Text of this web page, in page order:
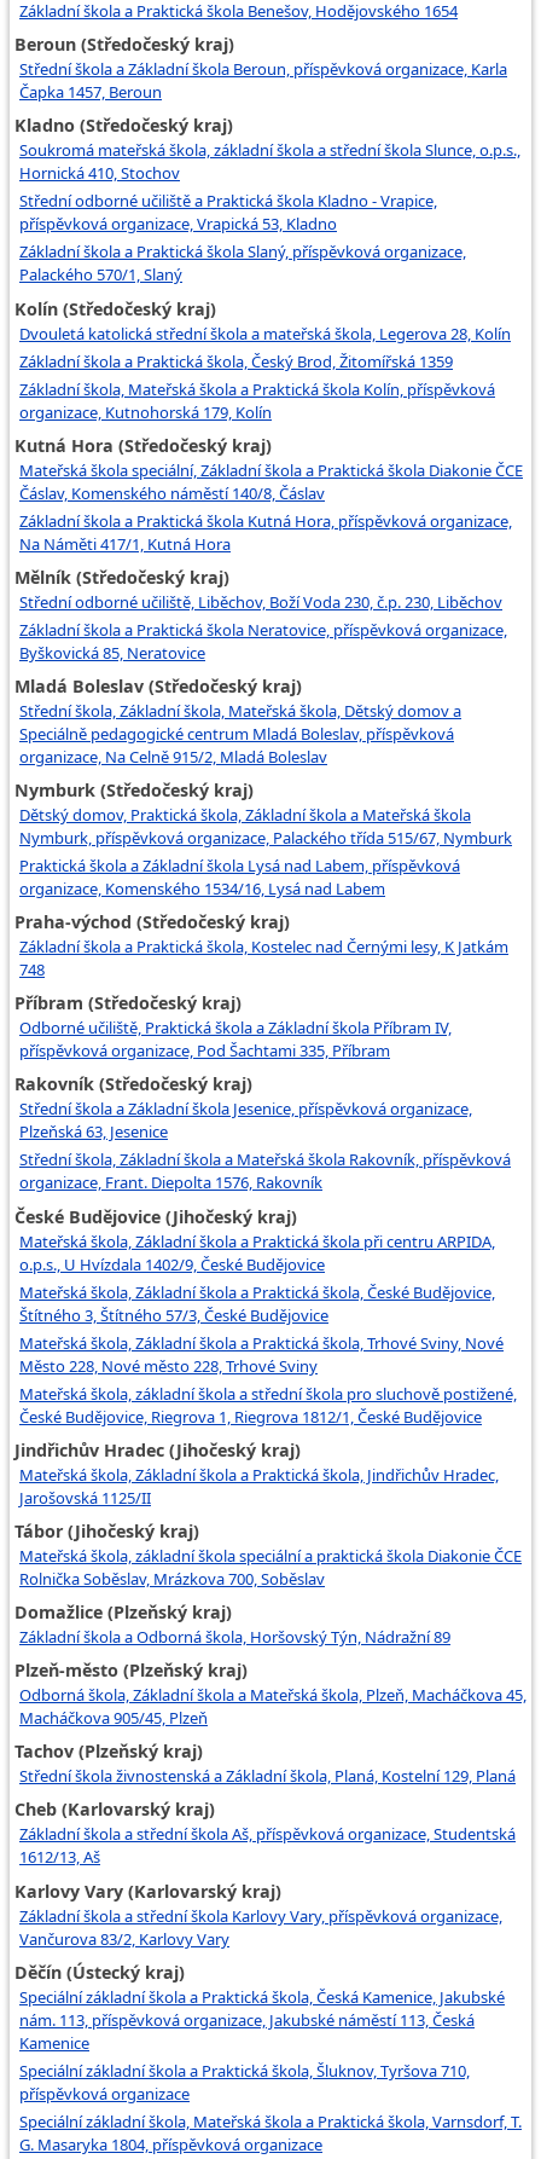
Základní škola a Praktická škola Benešov, Hodějovského 1654
Beroun (Středočeský kraj)
Střední škola a Základní škola Beroun, příspěvková organizace, Karla
Čapka 1457, Beroun
Kladno (Středočeský kraj)
Soukromá mateřská škola, základní škola a střední škola Slunce, o.p.s.,
Hornická 410, Stochov
Střední odborné učiliště a Praktická škola Kladno - Vrapice,
příspěvková organizace, Vrapická 53, Kladno
Základní škola a Praktická škola Slaný, příspěvková organizace,
Palackého 570/1, Slaný
Kolín (Středočeský kraj)
Dvouletá katolická střední škola a mateřská škola, Legerova 28, Kolín
Základní škola a Praktická škola, Český Brod, Žitomířská 1359
Základní škola, Mateřská škola a Praktická škola Kolín, příspěvková
organizace, Kutnohorská 179, Kolín
Kutná Hora (Středočeský kraj)
Mateřská škola speciální, Základní škola a Praktická škola Diakonie ČCE
Čáslav, Komenského náměstí 140/8, Čáslav
Základní škola a Praktická škola Kutná Hora, příspěvková organizace,
Na Náměti 417/1, Kutná Hora
Mělník (Středočeský kraj)
Střední odborné učiliště, Liběchov, Boží Voda 230, č.p. 230, Liběchov
Základní škola a Praktická škola Neratovice, příspěvková organizace,
Byškovická 85, Neratovice
Mladá Boleslav (Středočeský kraj)
Střední škola, Základní škola, Mateřská škola, Dětský domov a
Speciálně pedagogické centrum Mladá Boleslav, příspěvková
organizace, Na Celně 915/2, Mladá Boleslav
Nymburk (Středočeský kraj)
Dětský domov, Praktická škola, Základní škola a Mateřská škola
Nymburk, příspěvková organizace, Palackého třída 515/67, Nymburk
Praktická škola a Základní škola Lysá nad Labem, příspěvková
organizace, Komenského 1534/16, Lysá nad Labem
Praha-východ (Středočeský kraj)
Základní škola a Praktická škola, Kostelec nad Černými lesy, K Jatkám
748
Příbram (Středočeský kraj)
Odborné učiliště, Praktická škola a Základní škola Příbram IV,
příspěvková organizace, Pod Šachtami 335, Příbram
Rakovník (Středočeský kraj)
Střední škola a Základní škola Jesenice, příspěvková organizace,
Plzeňská 63, Jesenice
Střední škola, Základní škola a Mateřská škola Rakovník, příspěvková
organizace, Frant. Diepolta 1576, Rakovník
České Budějovice (Jihočeský kraj)
Mateřská škola, Základní škola a Praktická škola při centru ARPIDA,
o.p.s., U Hvízdala 1402/9, České Budějovice
Mateřská škola, Základní škola a Praktická škola, České Budějovice,
Štítného 3, Štítného 57/3, České Budějovice
Mateřská škola, Základní škola a Praktická škola, Trhové Sviny, Nové
Město 228, Nové město 228, Trhové Sviny
Mateřská škola, základní škola a střední škola pro sluchově postižené,
České Budějovice, Riegrova 1, Riegrova 1812/1, České Budějovice
Jindřichův Hradec (Jihočeský kraj)
Mateřská škola, Základní škola a Praktická škola, Jindřichův Hradec,
Jarošovská 1125/II
Tábor (Jihočeský kraj)
Mateřská škola, základní škola speciální a praktická škola Diakonie ČCE
Rolnička Soběslav, Mrázkova 700, Soběslav
Domažlice (Plzeňský kraj)
Základní škola a Odborná škola, Horšovský Týn, Nádražní 89
Plzeň-město (Plzeňský kraj)
Odborná škola, Základní škola a Mateřská škola, Plzeň, Macháčkova 45,
Macháčkova 905/45, Plzeň
Tachov (Plzeňský kraj)
Střední škola živnostenská a Základní škola, Planá, Kostelní 129, Planá
Cheb (Karlovarský kraj)
Základní škola a střední škola Aš, příspěvková organizace, Studentská
1612/13, Aš
Karlovy Vary (Karlovarský kraj)
Základní škola a střední škola Karlovy Vary, příspěvková organizace,
Vančurova 83/2, Karlovy Vary
Děčín (Ústecký kraj)
Speciální základní škola a Praktická škola, Česká Kamenice, Jakubské
nám. 113, příspěvková organizace, Jakubské náměstí 113, Česká
Kamenice
Speciální základní škola a Praktická škola, Šluknov, Tyršova 710,
příspěvková organizace
Speciální základní škola, Mateřská škola a Praktická škola, Varnsdorf, T.
G. Masaryka 1804, příspěvková organizace